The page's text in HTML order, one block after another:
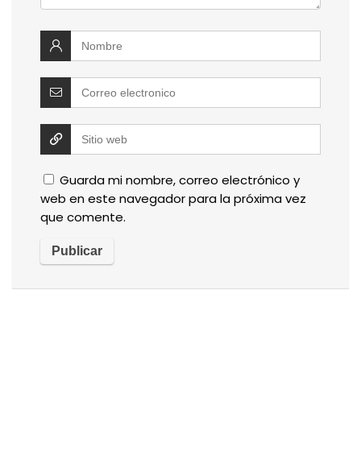
Guarda mi nombre, correo electrónico y
web en este navegador para la próxima vez
que comente.